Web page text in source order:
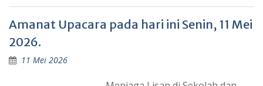
Amanat Upacara pada hari ini Senin, 11 Mei
2026.
11 Mei 2026